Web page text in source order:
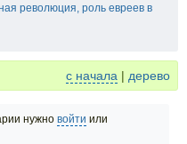
революция, роль евреев в
с начала | дерево
нужно войти или